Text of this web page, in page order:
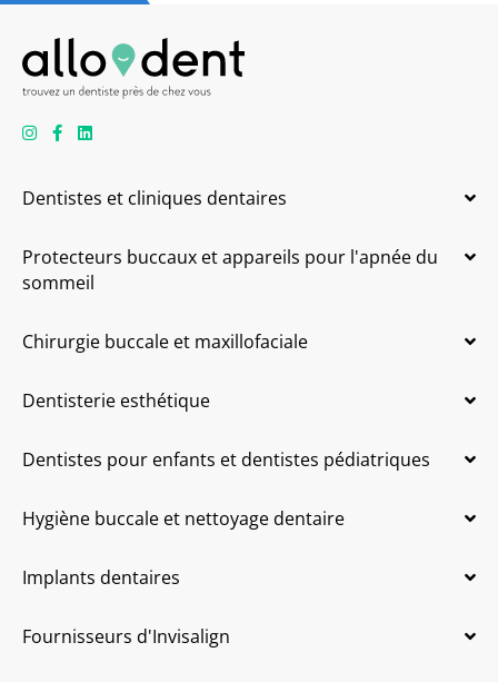
Dentistes et cliniques dentaires
Protecteurs buccaux et appareils pour l'apnée du
sommeil
Chirurgie buccale et maxillofaciale
Dentisterie esthétique
Dentistes pour enfants et dentistes pédiatriques
Hygiène buccale et nettoyage dentaire
Implants dentaires
Fournisseurs d'Invisalign